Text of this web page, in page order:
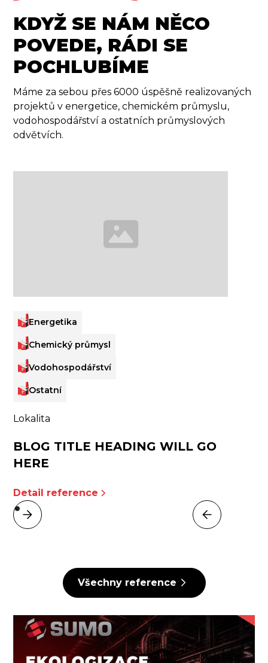
KDYŽ SE NÁM NĚCO
POVEDE, RÁDI SE
POCHLUBÍME
Máme za sebou přes 6000 úspěšně realizovaných
projektů v energetice, chemickém průmyslu,
vodohospodářství a ostatních průmyslových
odvětvích.
Energetika
Chemický průmysl
Vodohospodářství
Ostatní
Lokalita
BLOG TITLE HEADING WILL GO
HERE
Detail reference
Všechny reference